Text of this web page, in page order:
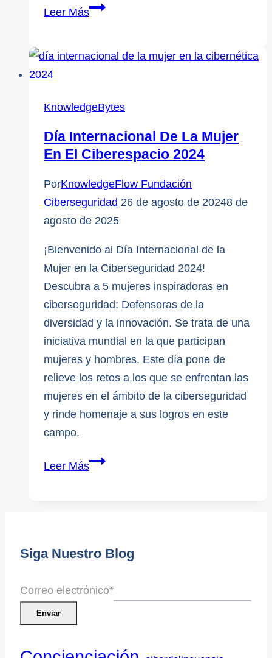
Leer MásDía
la
el
Ciberespacio
2025
KnowledgeBytes
Día Internacional De La Mujer
En El Ciberespacio 2024
PorKnowledgeFlow Fundación
Ciberseguridad 26 de agosto de 20248 de
agosto de 2025
¡Bienvenido al Día Internacional de la
Mujer en la Ciberseguridad 2024!
Descubra a 5 mujeres inspiradoras en
ciberseguridad: Defensoras de la
diversidad y la innovación. Se trata de una
iniciativa mundial en la que participan
mujeres y hombres. Este día pone de
relieve los retos a los que se enfrentan las
mujeres en el ámbito de la ciberseguridad
y rinde homenaje a sus logros en este
campo.
Leer MásDía
en
Ciberespacio
Siga Nuestro Blog
Correo electrónico*
Enviar